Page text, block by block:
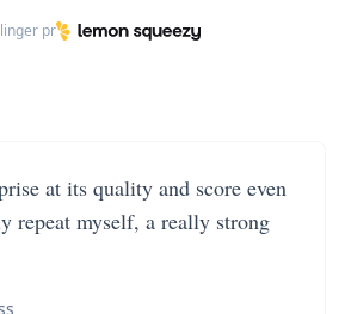
pr
at its quality and score even
repeat myself, a really strong